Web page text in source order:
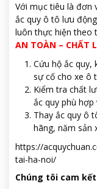
Với mục tiêu là đơn
ắc quy ô tô lưu
luôn thực hiện theo
AN TOÀN – CHẤT
Cứu hộ ắc quy,
sự cố cho xe ô
Kiểm tra chất
ắc quy phù
Thay ắc quy ô
hãng, năm sản
https://
tai-ha-noi/
Chúng tôi cam